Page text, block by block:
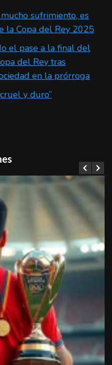
sufrimiento, es
la Copa del Rey 2025
el pase a la final del
del Rey tras
en la prórroga
y duro”